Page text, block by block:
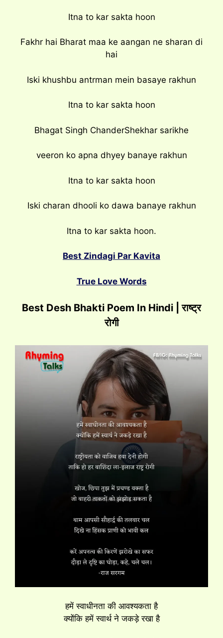
Itna to kar sakta hoon
Fakhr hai Bharat maa ke aangan ne sharan di
hai
Iski khushbu antrman mein basaye rakhun
Itna to kar sakta hoon
Bhagat Singh ChanderShekhar sarikhe
veeron ko apna dhyey banaye rakhun
Itna to kar sakta hoon
Iski charan dhooli ko dawa banaye rakhun
Itna to kar sakta hoon.
Best Zindagi Par Kavita
True Love Words
Best Desh Bhakti Poem In Hindi | राष्ट्र
रोगी
हमें स्वाधीनता की आवश्यकता है
क्योंकि हमें स्वार्थ ने जकड़े रखा है